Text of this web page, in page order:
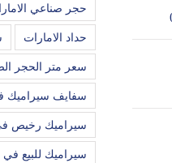
حجر صناعي
حداد الامارات
سعر متر الحجر
سفايف سيراميك
سيراميك رخيص
سيراميك للبيع في